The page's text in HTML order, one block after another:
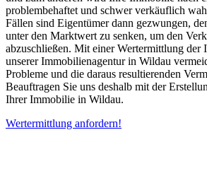
problembehaftet und schwer verkäuflich
Fällen sind Eigentümer dann gezwungen,
unter den Marktwert zu senken, um den
abzuschließen. Mit einer Wertermittlung der
unserer Immobilienagentur in Wildau
Probleme und die daraus resultierenden
Beauftragen Sie uns deshalb mit der
Ihrer Immobilie in Wildau.
Wertermittlung anfordern!